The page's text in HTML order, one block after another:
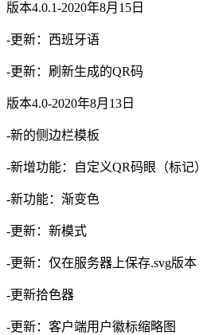
版本4.0.1-2020年8月15日
-更新：西班牙语
-更新：刷新生成的QR码
版本4.0-2020年8月13日
-新的侧边栏模板
-新增功能：自定义QR码眼（标记）
-新功能：渐变色
-更新：新模式
-更新：仅在服务器上保存.svg版本
-更新拾色器
-更新：客户端用户徽标缩略图